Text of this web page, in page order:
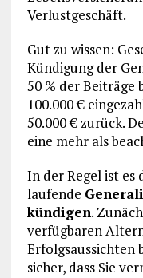
Verlustgeschäft.
Gut zu wissen:
Kündigung der
50 % der Beiträge
100.000 €
50.000 € zurück.
eine mehr als
In der Regel ist es
laufende
kündigen.
verfügbaren
Erfolgsaussichten
sicher, dass Sie